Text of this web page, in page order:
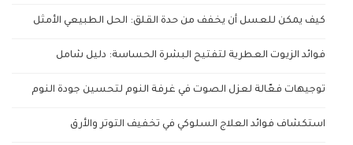
كيف يمكن للعسل أن يخفف من حدة القلق: الحل الطبيعي الأمثل
فوائد الزيوت العطرية لتفتيح البشرة الحساسة: دليل شامل
توجيهات فعّالة لعزل الصوت في غرفة النوم لتحسين جودة النوم
استكشاف فوائد العلاج السلوكي في تخفيف التوتر والأرق